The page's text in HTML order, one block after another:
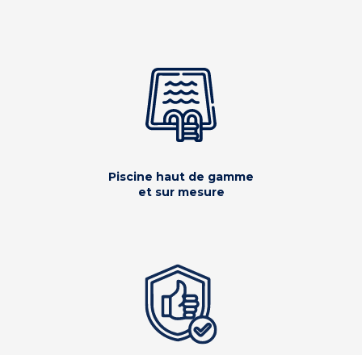
Piscine haut de gamme
et sur mesure